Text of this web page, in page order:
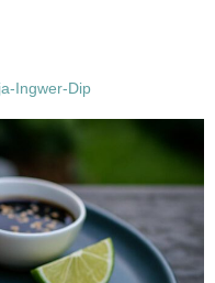
Ingwer-Dip